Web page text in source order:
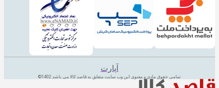
آپارت
تمامی حقوق مادی و معنوی این وب سایت متعلق به قاصد کالا می باشد 1402©